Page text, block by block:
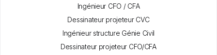
Ingénieur CFO / CFA
Dessinateur projeteur CVC
Ingénieur structure Génie Civil
Dessinateur projeteur CFO/CFA